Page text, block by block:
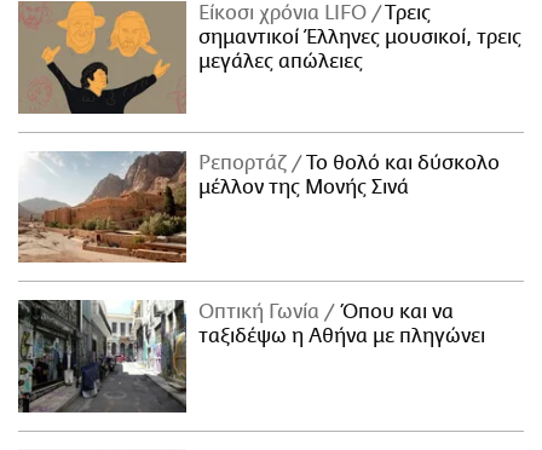
Είκοσι χρόνια LIFO
Tρεις
σημαντικοί Έλληνες μουσικοί, τρεις
μεγάλες απώλειες
Ρεπορτάζ
Το θολό και δύσκολο
μέλλον της Μονής Σινά
Οπτική Γωνία
Όπου και να
ταξιδέψω η Αθήνα με πληγώνει